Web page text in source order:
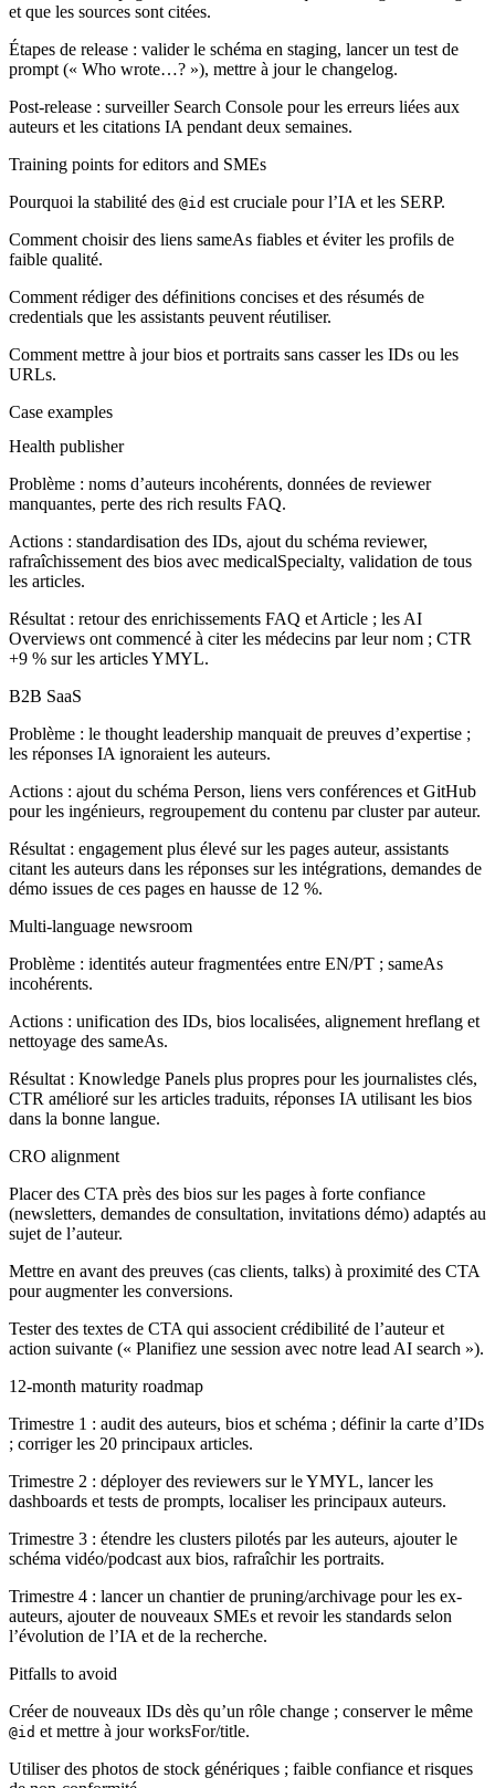
et que les sources sont citées.
Étapes de release : valider le schéma en staging, lancer un test de
prompt (« Who wrote…? »), mettre à jour le changelog.
Post-release : surveiller Search Console pour les erreurs liées aux
auteurs et les citations IA pendant deux semaines.
Training points for editors and SMEs
Pourquoi la stabilité des @id est cruciale pour l’IA et les SERP.
Comment choisir des liens sameAs fiables et éviter les profils de
faible qualité.
Comment rédiger des définitions concises et des résumés de
credentials que les assistants peuvent réutiliser.
Comment mettre à jour bios et portraits sans casser les IDs ou les
URLs.
Case examples
Health publisher
Problème : noms d’auteurs incohérents, données de reviewer
manquantes, perte des rich results FAQ.
Actions : standardisation des IDs, ajout du schéma reviewer,
rafraîchissement des bios avec medicalSpecialty, validation de tous
les articles.
Résultat : retour des enrichissements FAQ et Article ; les AI
Overviews ont commencé à citer les médecins par leur nom ; CTR
+9 % sur les articles YMYL.
B2B SaaS
Problème : le thought leadership manquait de preuves d’expertise ;
les réponses IA ignoraient les auteurs.
Actions : ajout du schéma Person, liens vers conférences et GitHub
pour les ingénieurs, regroupement du contenu par cluster par auteur.
Résultat : engagement plus élevé sur les pages auteur, assistants
citant les auteurs dans les réponses sur les intégrations, demandes de
démo issues de ces pages en hausse de 12 %.
Multi-language newsroom
Problème : identités auteur fragmentées entre EN/PT ; sameAs
incohérents.
Actions : unification des IDs, bios localisées, alignement hreflang et
nettoyage des sameAs.
Résultat : Knowledge Panels plus propres pour les journalistes clés,
CTR amélioré sur les articles traduits, réponses IA utilisant les bios
dans la bonne langue.
CRO alignment
Placer des CTA près des bios sur les pages à forte confiance
(newsletters, demandes de consultation, invitations démo) adaptés au
sujet de l’auteur.
Mettre en avant des preuves (cas clients, talks) à proximité des CTA
pour augmenter les conversions.
Tester des textes de CTA qui associent crédibilité de l’auteur et
action suivante (« Planifiez une session avec notre lead AI search »).
12-month maturity roadmap
Trimestre 1 : audit des auteurs, bios et schéma ; définir la carte d’IDs
; corriger les 20 principaux articles.
Trimestre 2 : déployer des reviewers sur le YMYL, lancer les
dashboards et tests de prompts, localiser les principaux auteurs.
Trimestre 3 : étendre les clusters pilotés par les auteurs, ajouter le
schéma vidéo/podcast aux bios, rafraîchir les portraits.
Trimestre 4 : lancer un chantier de pruning/archivage pour les ex-
auteurs, ajouter de nouveaux SMEs et revoir les standards selon
l’évolution de l’IA et de la recherche.
Pitfalls to avoid
Créer de nouveaux IDs dès qu’un rôle change ; conserver le même
@id et mettre à jour worksFor/title.
Utiliser des photos de stock génériques ; faible confiance et risques